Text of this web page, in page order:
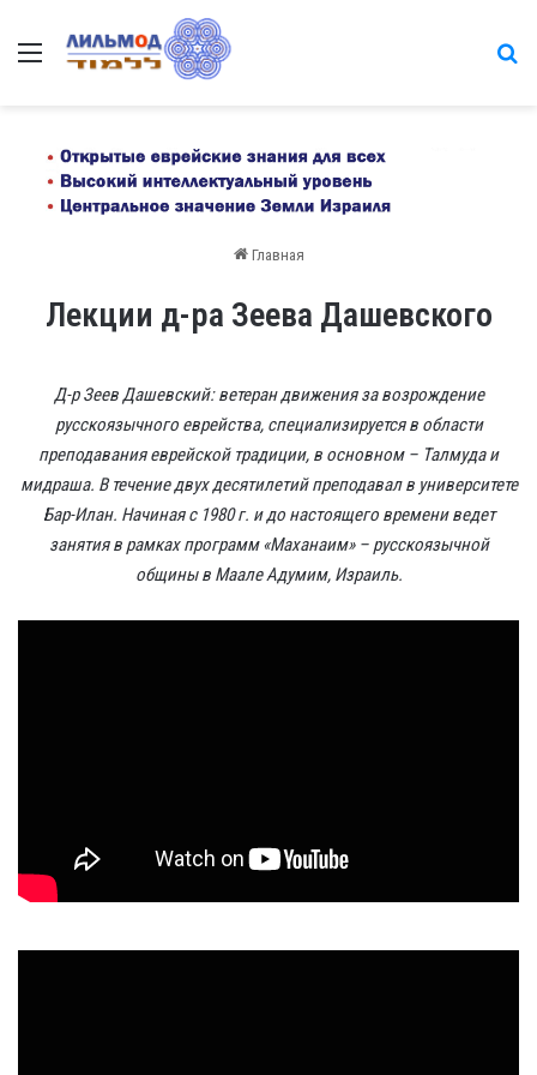
Меню
Главная
Лекции д-ра Зеева Дашевского
Д-р Зеев Дашевский: ветеран движения за возрождение
русскоязычного еврейства, специализируется в области
преподавания еврейской традиции, в основном – Талмуда и
мидраша. В течение двух десятилетий преподавал в университете
Бар-Илан. Начиная с 1980 г. и до настоящего времени ведет
занятия в рамках программ «Маханаим» – русскоязычной
общины в Маале Адумим, Израиль.